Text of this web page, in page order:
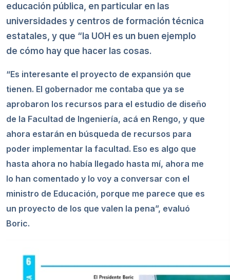
educación pública, en particular en las
universidades y centros de formación técnica
estatales, y que “la UOH es un buen ejemplo
de cómo hay que hacer las cosas.
“Es interesante el proyecto de expansión que
tienen. El gobernador me contaba que ya se
aprobaron los recursos para el estudio de diseño
de la Facultad de Ingeniería, acá en Rengo, y que
ahora estarán en búsqueda de recursos para
poder implementar la facultad. Eso es algo que
hasta ahora no había llegado hasta mí, ahora me
lo han comentado y lo voy a conversar con el
ministro de Educación, porque me parece que es
un proyecto de los que valen la pena”, evaluó
Boric.